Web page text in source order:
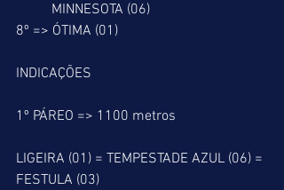
          MINNESOTA (06)
8º => ÓTIMA (01)
INDICAÇÕES
1º PÁREO => 1100 metros
LIGEIRA (01) = TEMPESTADE AZUL (06) =
FESTULA (03)